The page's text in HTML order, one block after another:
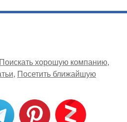
Поискать хорошую компанию
Посетить ближайшую